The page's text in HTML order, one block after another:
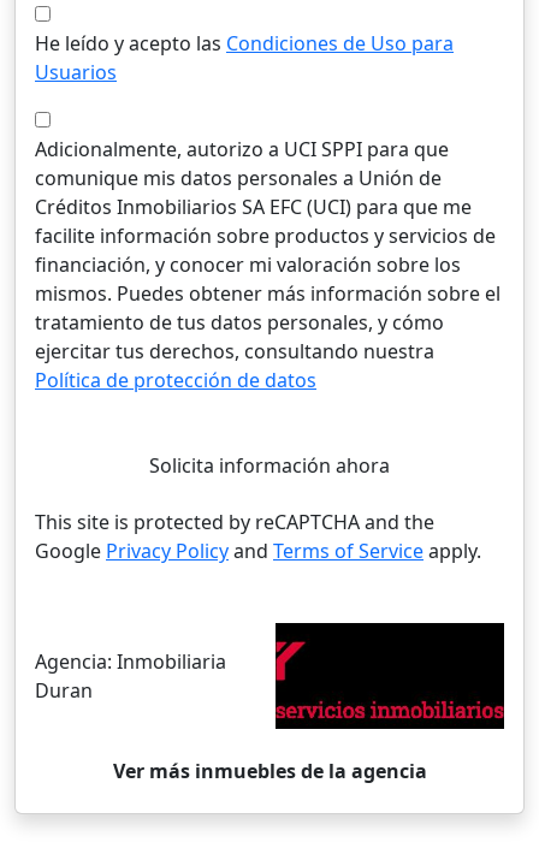
He leído y acepto las Condiciones de Uso para
Usuarios
Adicionalmente, autorizo a UCI SPPI para que
comunique mis datos personales a Unión de
Créditos Inmobiliarios SA EFC (UCI) para que me
facilite información sobre productos y servicios de
financiación, y conocer mi valoración sobre los
mismos. Puedes obtener más información sobre el
tratamiento de tus datos personales, y cómo
ejercitar tus derechos, consultando nuestra
Política de protección de datos
Solicita información ahora
This site is protected by reCAPTCHA and the
Google Privacy Policyand Terms of Serviceapply.
Agencia: Inmobiliaria
Duran
Ver más inmuebles de la agencia